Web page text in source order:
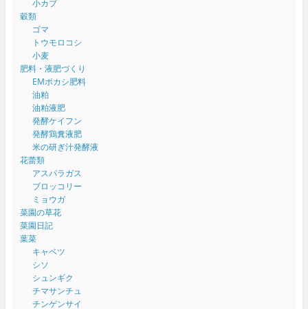
小カブ
穀類
ゴマ
トウモロコシ
小麦
肥料・液肥づくり
EMボカシ肥料
油粕
油粕液肥
発酵ケイフン
発酵鶏糞液肥
米の研ぎ汁発酵液
花蕾類
アスパラガス
ブロッコリー
ミョウガ
菜園の草花
菜園日記
葉菜
キャベツ
シソ
シュンギク
チマサンチュ
チンゲンサイ